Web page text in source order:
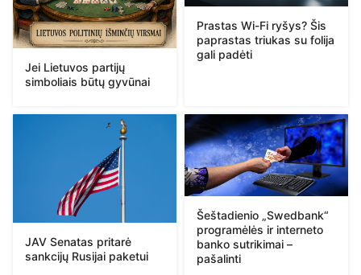
Jei Lietuvos partijų
simboliais būtų gyvūnai
Prastas Wi-Fi ryšys? Šis
paprastas triukas su folija
gali padėti
JAV Senatas pritarė
sankcijų Rusijai paketui
Šeštadienio „Swedbank“
programėlės ir interneto
banko sutrikimai –
pašalinti